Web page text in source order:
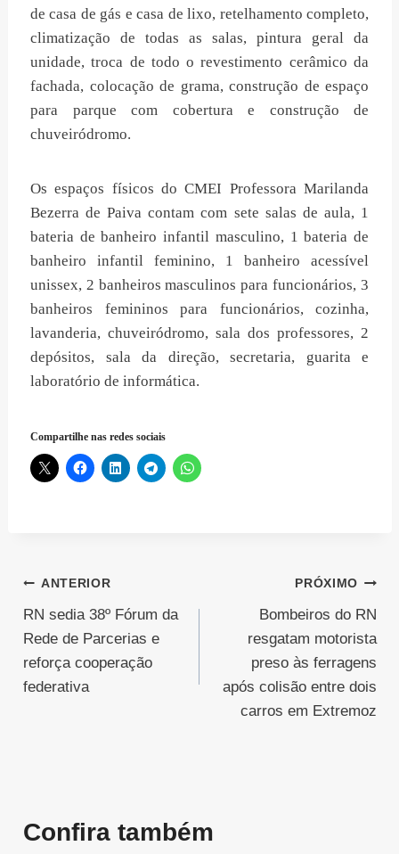
de casa de gás e casa de lixo, retelhamento completo,
climatização de todas as salas, pintura geral da
unidade, troca de todo o revestimento cerâmico da
fachada, colocação de grama, construção de espaço
para parque com cobertura e construção de
chuveiródromo.
Os espaços físicos do CMEI Professora Marilanda
Bezerra de Paiva contam com sete salas de aula, 1
bateria de banheiro infantil masculino, 1 bateria de
banheiro infantil feminino, 1 banheiro acessível
unissex, 2 banheiros masculinos para funcionários, 3
banheiros femininos para funcionários, cozinha,
lavanderia, chuveiródromo, sala dos professores, 2
depósitos, sala da direção, secretaria, guarita e
laboratório de informática.
Compartilhe nas redes sociais
Navegação
de
Post
ANTERIOR
RN sedia 38º Fórum da
Rede de Parcerias e
reforça cooperação
federativa
PRÓXIMO
Bombeiros do RN
resgatam motorista
preso às ferragens
após colisão entre dois
carros em Extremoz
Confira também